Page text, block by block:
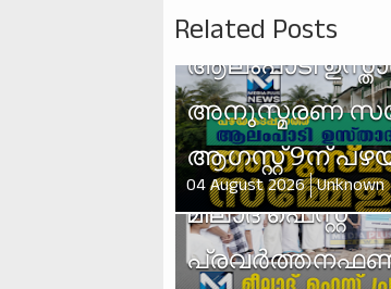
Related Posts
ആലംപാടി
അനുസ്മരണ
ആഗസ്റ്റ് 9ന്
04 August 2026 Unknown
മീലാദ് ഫെസ്റ്റ്